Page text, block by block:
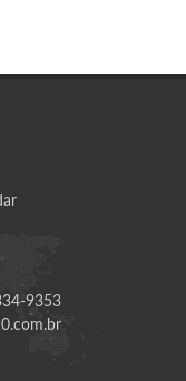
9353